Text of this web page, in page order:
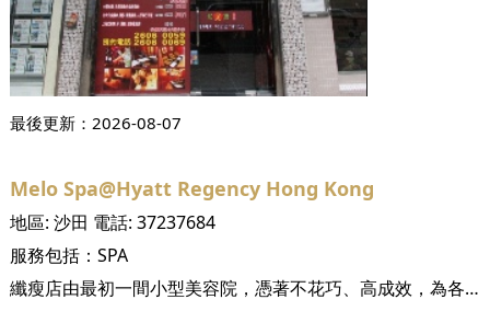
最後更新： 2026-08-07
Melo Spa@Hyatt Regency Hong Kong
地區: 沙田 電話: 37237684
服務包括： SPA
纖瘦店由最初一間小型美容院，憑著不花巧、高成效，為各種對美容有要求的人仕提供專業的美容服務。經過32年，纖瘦店憑著多年美容經驗及不斷創新發展，慕名而來的求美者遍布香港、澳門、中國大陸、台灣、日本、新加坡、馬來西亞等，已成為東南亞首屈一指的國際時尚美容品牌，纖瘦店在專業美容領域上影響極其深遠。